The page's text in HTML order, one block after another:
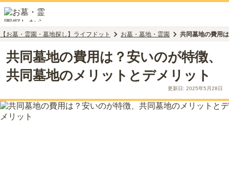
【お墓・霊園・墓地探し】ライフドット お墓・墓地・霊園 共同墓地の費用
共同墓地の費用は？安いのが特徴、
共同墓地のメリットとデメリット
更新日: 2025年5月28日